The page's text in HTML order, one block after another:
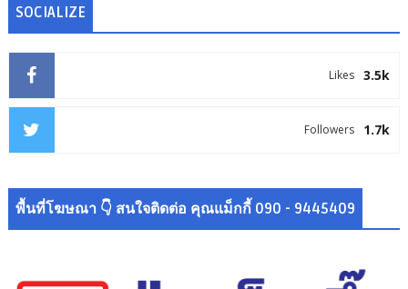
SOCIALIZE
3.5k
Likes
1.7k
Followers
พื้นที่โฆษณา 👇 สนใจติดต่อ คุณแม็กกี้ 090 - 9445409